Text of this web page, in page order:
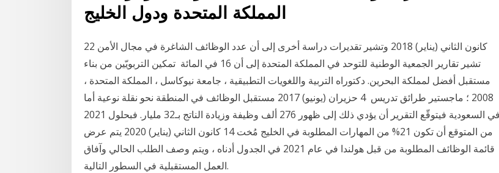
المملكة المتحدة ودول الخليج
22 كانون الثاني (يناير) 2018 وتشير تقديرات دراسة أخرى إلى أن عدد الوظائف الشاغرة في مجال الأمن
تشير تقارير الجمعية الوطنية للتوحد في المملكة المتحدة إلى أن 16 في المائة تمكين التربويّين من بناء
مستقبل أفضل لمملكة البحرين. دكتوراه التربية واللغويات التطبيقية ، جامعة نيوكاسل ، المملكة المتحدة ،
2008 ؛ ماجستير طرائق تدريس 4 حزيران (يونيو) 2017 مستقبل الوظائف في المنطقة نحو نقلة نوعية أما
في السعودية فيتوقّع التقرير أن يؤدي ذلك إلى ظهور 276 ألف وظيفة وزيادة الناتج بـ32 مليار. فبحلول 2021
من المتوقع أن تكون 21% من المهارات المطلوبة في الخليج مُخت 14 كانون الثاني (يناير) 2020 يتم عرض
قائمة الوظائف المطلوبة من قبل هولندا في عام 2021 في الجدول أدناه ، ويتم وصف الطلب الحالي وآفاق
العمل المستقبلية في السطور التالية.